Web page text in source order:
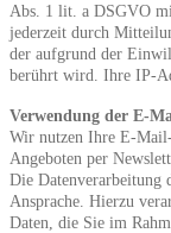
Abs. 1 lit. a DSGVO
jederzeit durch
der aufgrund der
berührt wird. Ihre IP-
Verwendung der E-
Wir nutzen Ihre E-
Angeboten per
Die Datenverarbeitung
Ansprache. Hierzu
Daten, die Sie im